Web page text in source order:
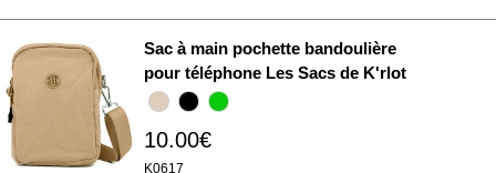
Sac à main pochette bandoulière
pour téléphone Les Sacs de K'rlot
10.00€
K0617